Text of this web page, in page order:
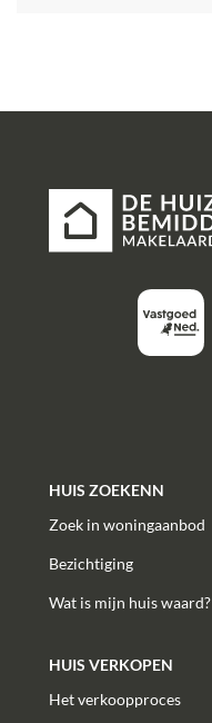
HUIS ZOEKENN
Zoek in woningaanbod
Bezichtiging
Wat is mijn huis waard?
HUIS VERKOPEN
Het verkoopproces